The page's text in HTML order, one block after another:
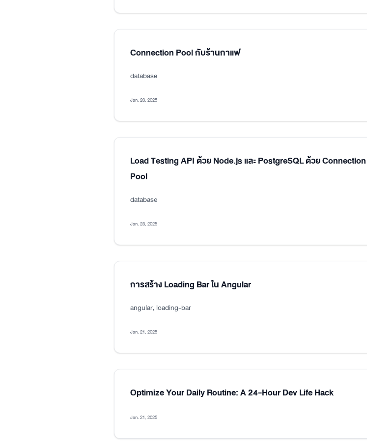
Connection Pool กับร้านกาแฟ
database
Jan. 23, 2025
Load Testing API ด้วย Node.js และ PostgreSQL ด้วย Connection
Pool
database
Jan. 23, 2025
การสร้าง Loading Bar ใน Angular
angular, loading-bar
Jan. 21, 2025
Optimize Your Daily Routine: A 24-Hour Dev Life Hack
Jan. 21, 2025